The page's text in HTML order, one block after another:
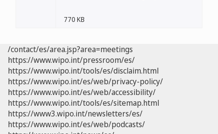
770 KB
/contact/es/area.jsp?area=meetings
https://www.wipo.int/pressroom/es/
https://www.wipo.int/tools/es/disclaim.html
https://www.wipo.int/es/web/privacy-policy/
https://www.wipo.int/es/web/accessibility/
https://www.wipo.int/tools/es/sitemap.html
https://www3.wipo.int/newsletters/es/
https://www.wipo.int/es/web/podcasts/